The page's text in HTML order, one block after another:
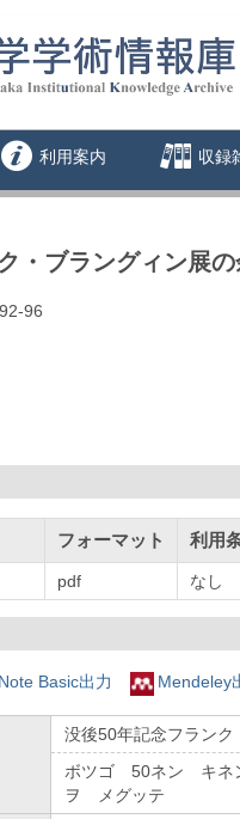
利用案内 収録
・ブラングィン展
96
フォーマット 利用
pdf なし
Basic出力 Mendeley
没後50年記念フラン
ボツゴ 50ネン キ
ヲ メグッテ